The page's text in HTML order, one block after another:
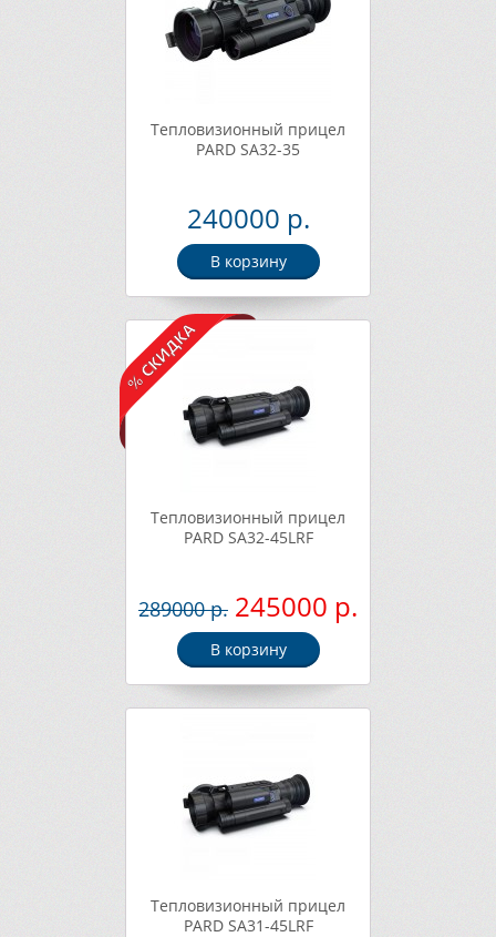
Тепловизионный прицел
PARD SA32-35
240000 р.
В корзину
Тепловизионный прицел
PARD SA32-45LRF
289000 р. 245000 р.
В корзину
Тепловизионный прицел
PARD SA31-45LRF